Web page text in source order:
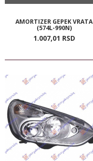
AMORTIZER GEPEK VRATA
(574L-990N)
1.007,01 RSD